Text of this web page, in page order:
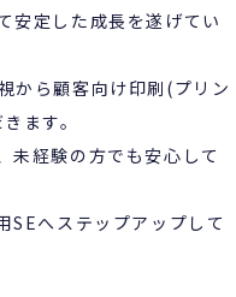
安定した成長を遂げてい
から顧客向け印刷(プリン
ます。
未経験の方でも安心して
SEへステップアップして